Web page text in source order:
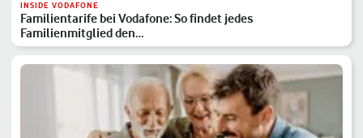
INSIDE VODAFONE
Familientarife bei Vodafone: So findet jedes
Familienmitglied den…